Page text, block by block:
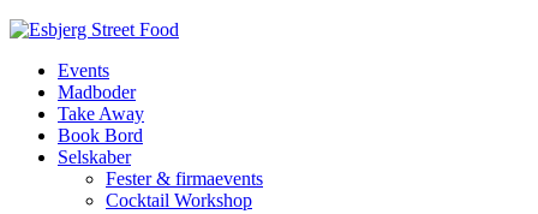
Events
Madboder
Take Away
Book Bord
Selskaber
Fester & firmaevents
Cocktail Workshop